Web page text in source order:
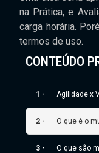
na Prática, e
carga horária.
termos de uso.
CONTEÚDO
1 - Agilidade x
2 - O que é o
3 - O que são